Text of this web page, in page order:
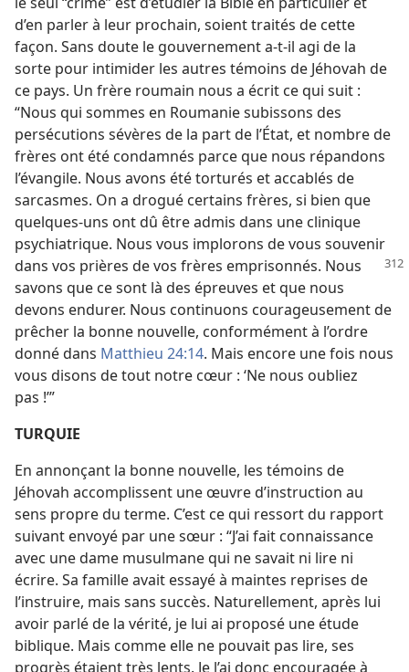
d’en parler à leur prochain, soient traités de cette
façon. Sans doute le gouvernement a-​t-​il agi de la
sorte pour intimider les autres témoins de Jéhovah de
ce pays. Un frère roumain nous a écrit ce qui suit :
“Nous qui sommes en Roumanie subissons des
persécutions sévères de la part de l’État, et nombre de
frères ont été condamnés parce que nous répandons
l’évangile. Nous avons été torturés et accablés de
sarcasmes. On a drogué certains frères, si bien que
quelques-uns ont dû être admis dans une clinique
psychiatrique. Nous vous implorons de vous souvenir
dans vos prières de vos frères emprisonnés. Nous
savons que ce sont là des épreuves et que nous
devons endurer. Nous continuons courageusement de
prêcher la bonne nouvelle, conformément à l’ordre
donné dans Matthieu 24:14. Mais encore une fois nous
vous disons de tout notre cœur : ‘Ne nous oubliez
pas !’”
TURQUIE
En annonçant la bonne nouvelle, les témoins de
Jéhovah accomplissent une œuvre d’instruction au
sens propre du terme. C’est ce qui ressort du rapport
suivant envoyé par une sœur : “J’ai fait connaissance
avec une dame musulmane qui ne savait ni lire ni
écrire. Sa famille avait essayé à maintes reprises de
l’instruire, mais sans succès. Naturellement, après lui
avoir parlé de la vérité, je lui ai proposé une étude
biblique. Mais comme elle ne pouvait pas lire, ses
progrès étaient très lents. Je l’ai donc encouragée à